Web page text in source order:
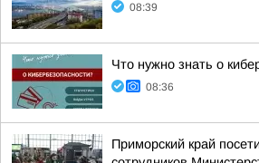
08:39
Что нужно знать о
08:36
Приморский край